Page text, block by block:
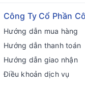
Công Ty Cổ Phần
Hướng dẫn mua hàng
Hướng dẫn thanh toán
Hướng dẫn giao nhận
Điều khoản dịch vụ